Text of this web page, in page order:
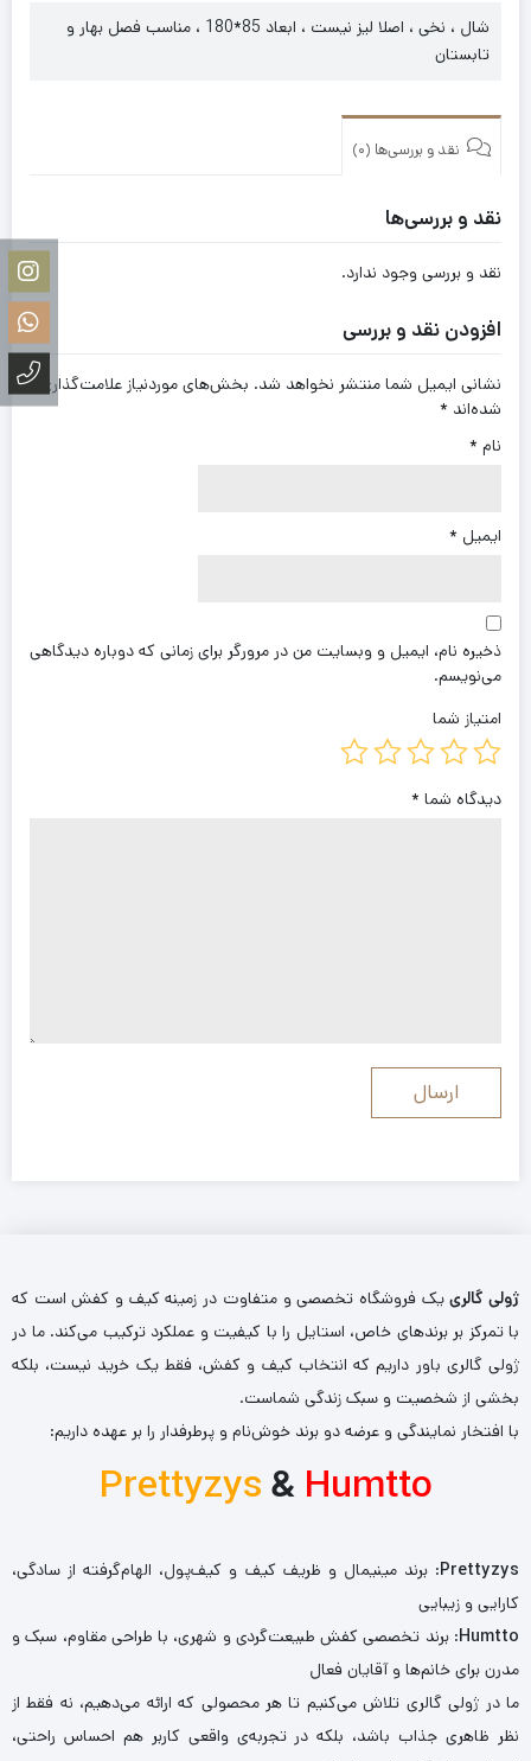
شال ، نخی ، اصلا لیز نیست ، ابعاد 85*180 ، مناسب فصل بهار و
تابستان
نقد و بررسی‌ها (0)
نقد و بررسی‌ها
نقد و بررسی وجود ندارد.
افزودن نقد و بررسی
نشانی ایمیل شما منتشر نخواهد شد. بخش‌های موردنیاز علامت‌گذاری
شده‌اند *
نام *
ایمیل *
ذخیره نام، ایمیل و وبسایت من در مرورگر برای زمانی که دوباره دیدگاهی
می‌نویسم.
امتیاز شما
دیدگاه شما *
ژولی گالرییک فروشگاه تخصصی و متفاوت در زمینه کیف و کفش است که
با تمرکز بر برندهای خاص، استایل را با کیفیت و عملکرد ترکیب می‌کند. ما در
ژولی گالری باور داریم که انتخاب کیف و کفش، فقط یک خرید نیست، بلکه
بخشی از شخصیت و سبک زندگی شماست.
با افتخار نمایندگی و عرضه دو برند خوش‌نام و پرطرفدار را بر عهده داریم:
Prettyzys& Humtto
Prettyzys: برند مینیمال و ظریف کیف و کیف‌پول، الهام‌گرفته از سادگی،
کارایی و زیبایی
Humtto: برند تخصصی کفش طبیعت‌گردی و شهری، با طراحی مقاوم، سبک و
مدرن برای خانم‌ها و آقایان فعال
ما در ژولی گالری تلاش می‌کنیم تا هر محصولی که ارائه می‌دهیم، نه فقط از
نظر ظاهری جذاب باشد، بلکه در تجربه‌ی واقعی کاربر هم احساس راحتی،